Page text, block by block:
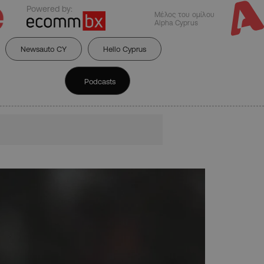
Powered by:
Μέλος του ομίλου
Alpha Cyprus
Newsauto CY Hello Cyprus
Podcasts